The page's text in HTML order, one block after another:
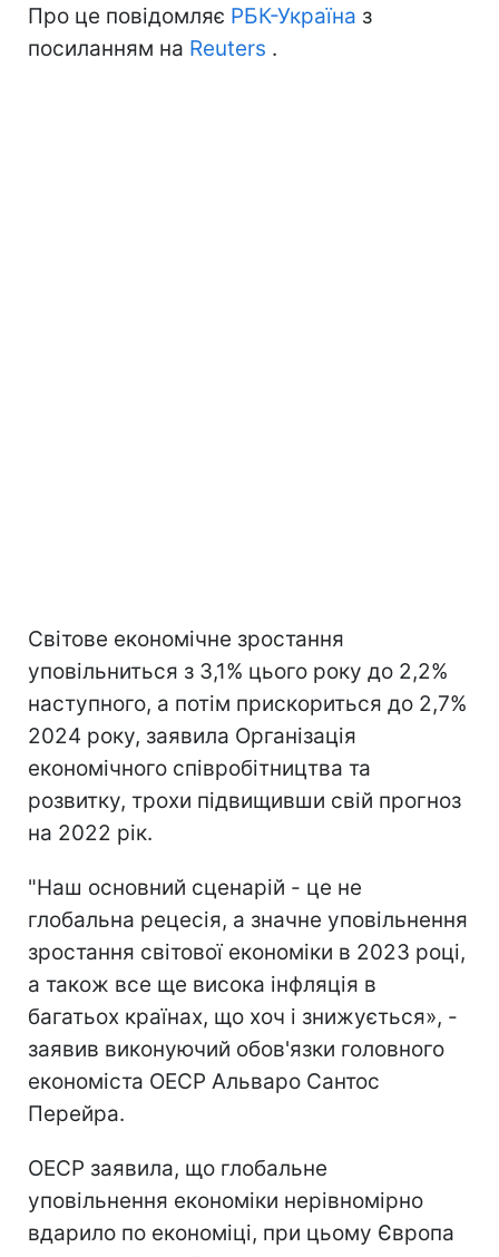
Про це повідомляє РБК-Україна з
посиланням на Reuters .
Світове економічне зростання
уповільниться з 3,1% цього року до 2,2%
наступного, а потім прискориться до 2,7%
2024 року, заявила Організація
економічного співробітництва та
розвитку, трохи підвищивши свій прогноз
на 2022 рік.
"Наш основний сценарій - це не
глобальна рецесія, а значне уповільнення
зростання світової економіки в 2023 році,
а також все ще висока інфляція в
багатьох країнах, що хоч і знижується», -
заявив виконуючий обов'язки головного
економіста ОЕСР Альваро Сантос
Перейра.
ОЕСР заявила, що глобальне
уповільнення економіки нерівномірно
вдарило по економіці, при цьому Європа